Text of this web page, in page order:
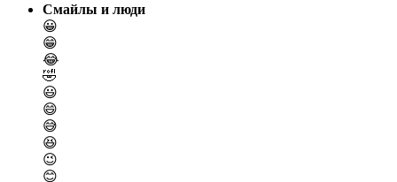
Смайлы и люди
😀
😁
😂
🤣
😃
😄
😅
😆
😉
😊